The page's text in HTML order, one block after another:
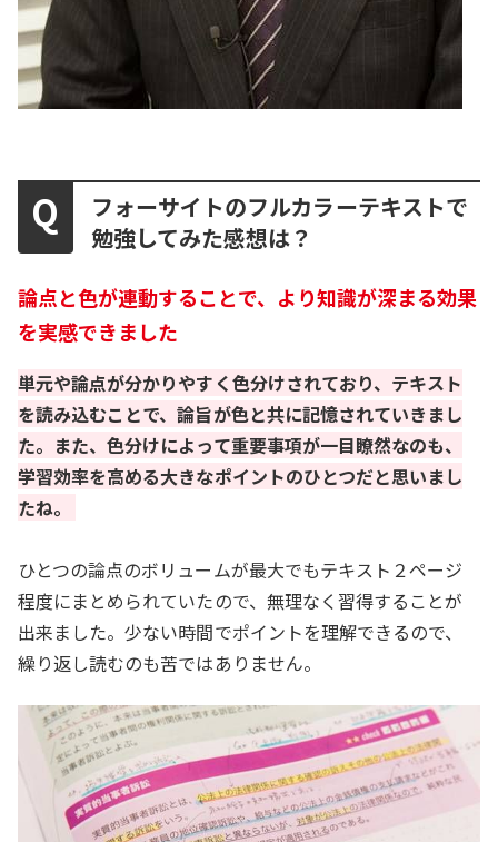
フォーサイトのフルカラーテキストで
勉強してみた感想は？
論点と色が連動することで、より知識が深まる効果
を実感できました
単元や論点が分かりやすく色分けされており、テキスト
を読み込むことで、論旨が色と共に記憶されていきまし
た。また、色分けによって重要事項が一目瞭然なのも、
学習効率を高める大きなポイントのひとつだと思いまし
たね。
ひとつの論点のボリュームが最大でもテキスト２ページ
程度にまとめられていたので、無理なく習得することが
出来ました。少ない時間でポイントを理解できるので、
繰り返し読むのも苦ではありません。